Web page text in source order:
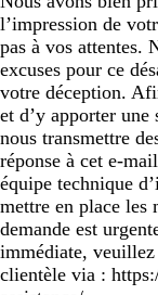
l’impression de
pas à vos attentes.
excuses pour ce
votre déception.
et d’y apporter
nous transmettre
réponse à cet e-
équipe technique
mettre en place les
demande est
immédiate, veuillez
clientèle via :